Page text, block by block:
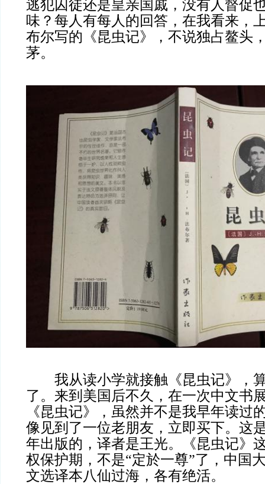
逃犯囚徒还是皇亲国戚，没有人督促
味？每人有每人的回答，在我看来，
布尔写的《昆虫记》，不说独占鳌头
茅。
我从读小学就接触《昆虫记》，
了。来到美国后不久，在一次中文书
《昆虫记》，虽然并不是我早年读过
像见到了一位老朋友，立即买下。这
年出版的，译者是王光。《昆虫记》
权保护期，不是“定於一尊”了，中国
文选译本八仙过海，各有绝活。